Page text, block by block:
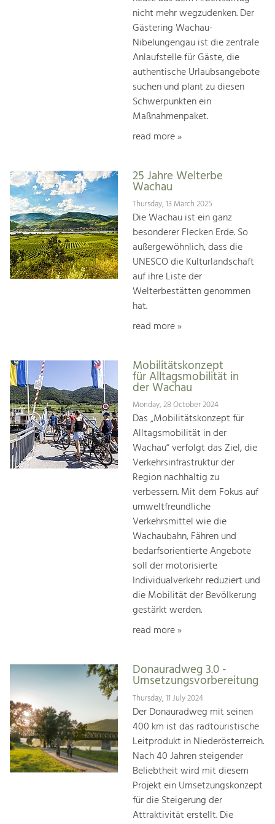
nicht mehr wegzudenken. Der
Gästering Wachau-
Nibelungengau ist die zentrale
Anlaufstelle für Gäste, die
authentische Urlaubsangebote
suchen und plant zu diesen
Schwerpunkten ein
Maßnahmenpaket.
read more »
25 Jahre Welterbe
Wachau
Thursday, 13 March 2025
Die Wachau ist ein ganz
besonderer Flecken Erde. So
außergewöhnlich, dass die
UNESCO die Kulturlandschaft
auf ihre Liste der
Welterbestätten genommen
hat.
read more »
Mobilitätskonzept
für Alltagsmobilität in
der Wachau
Monday, 28 October 2024
Das „Mobilitätskonzept für
Alltagsmobilität in der
Wachau“ verfolgt das Ziel, die
Verkehrsinfrastruktur der
Region nachhaltig zu
verbessern. Mit dem Fokus auf
umweltfreundliche
Verkehrsmittel wie die
Wachaubahn, Fähren und
bedarfsorientierte Angebote
soll der motorisierte
Individualverkehr reduziert und
die Mobilität der Bevölkerung
gestärkt werden.
read more »
Donauradweg 3.0 -
Umsetzungsvorbereitung
Thursday, 11 July 2024
Der Donauradweg mit seinen
400 km ist das radtouristische
Leitprodukt in Niederösterreich.
Nach 40 Jahren steigender
Beliebtheit wird mit diesem
Projekt ein Umsetzungskonzept
für die Steigerung der
Attraktivität erstellt. Die